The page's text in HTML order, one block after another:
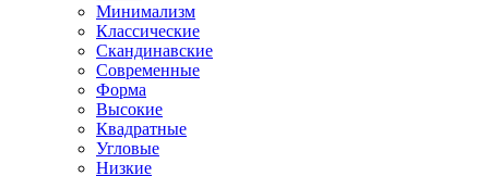
Минимализм
Классические
Скандинавские
Современные
Форма
Высокие
Квадратные
Угловые
Низкие